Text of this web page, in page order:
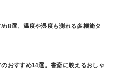
8選。温度や湿度も測れる多機能タ
おすすめ14選。書斎に映えるおしゃ